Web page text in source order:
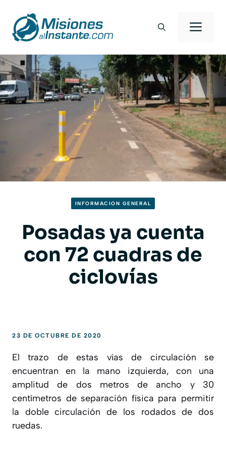
contenido
INFORMACION GENERAL
Posadas ya cuenta
con 72 cuadras de
ciclovías
23 DE OCTUBRE DE 2020
El trazo de estas vías de circulación se
encuentran en la mano izquierda, con una
amplitud de dos metros de ancho y 30
centímetros de separación física para permitir
la doble circulación de los rodados de dos
ruedas.